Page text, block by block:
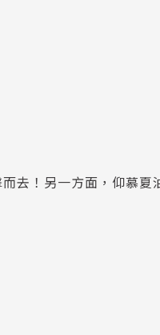
去！另一方面，仰慕夏